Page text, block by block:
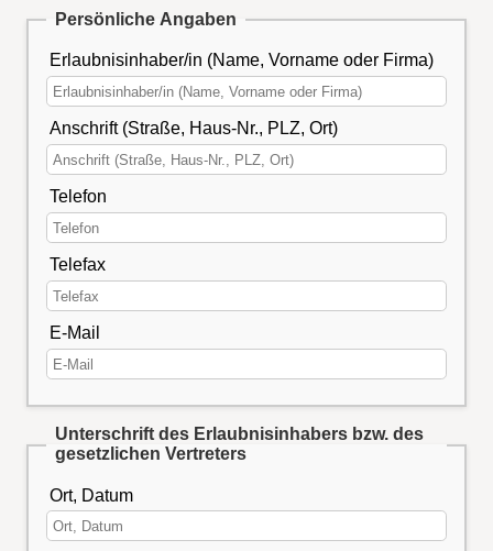
Persönliche Angaben
Erlaubnisinhaber/in (Name, Vorname oder Firma)
Anschrift (Straße, Haus-Nr., PLZ, Ort)
Telefon
Telefax
E-Mail
Unterschrift des Erlaubnisinhabers bzw. des
gesetzlichen Vertreters
Ort, Datum